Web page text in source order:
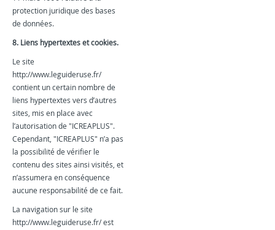
protection juridique des bases
de données.
8. Liens hypertextes et cookies.
Le site
http://www.leguideruse.fr/
contient un certain nombre de
liens hypertextes vers d’autres
sites, mis en place avec
l’autorisation de "ICREAPLUS".
Cependant, "ICREAPLUS" n’a pas
la possibilité de vérifier le
contenu des sites ainsi visités, et
n’assumera en conséquence
aucune responsabilité de ce fait.
La navigation sur le site
http://www.leguideruse.fr/ est